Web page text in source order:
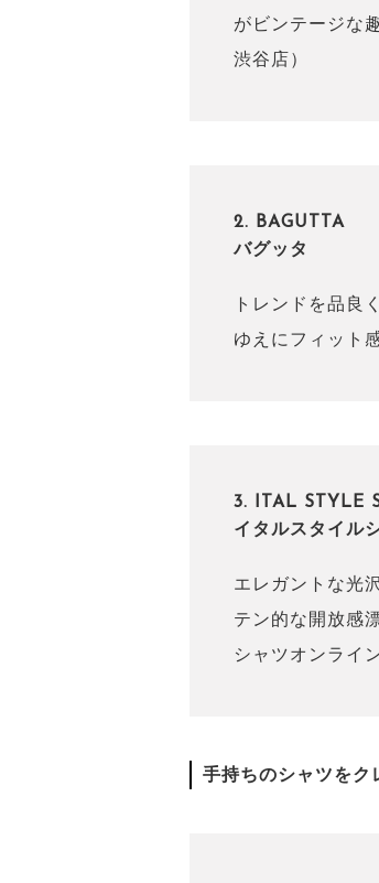
がビンテージな
渋谷店）
2. BAGUTTA
バグッタ
トレンドを品良
ゆえにフィット
3. ITAL STYLE
イタルスタイル
エレガントな光
テン的な開放感
シャツオンライ
手持ちのシャツをク